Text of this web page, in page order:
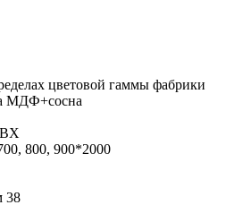
цветовой гаммы фабрики
МДФ+сосна
800, 900*2000
38